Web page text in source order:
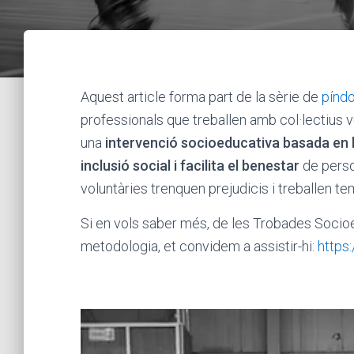
Aquest article forma part de la sèrie de
professionals que treballen amb col·lectius
una intervenció socioeducativa basada
inclusió social i facilita el benestar de
voluntàries trenquen prejudicis i treballen
Si en vols saber més, de les Trobades
metodologia, et convidem a assistir-hi: